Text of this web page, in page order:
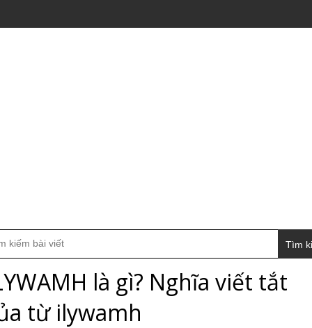
Tìm
là gì? Nghĩa viết tắt
từ ilywamh